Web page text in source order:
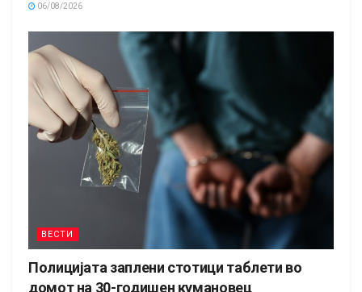
06/08/2026
ВЕСТИ
Полицијата заплени стотици таблети во
домот на 30-годишен кумановец